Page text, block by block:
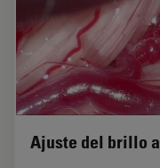
Ajuste del brillo